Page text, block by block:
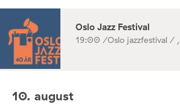
Oslo Jazz Festival
19:00 /Oslo jazzfestival / ,
10. august